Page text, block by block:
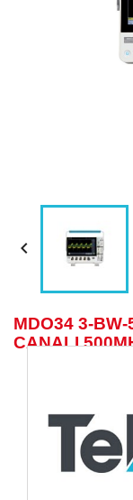

MDO34 3-
CANALI